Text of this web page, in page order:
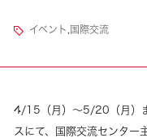
イベント 国際交流
4/15（月）～5/20（月）
スにて、国際交流センタ